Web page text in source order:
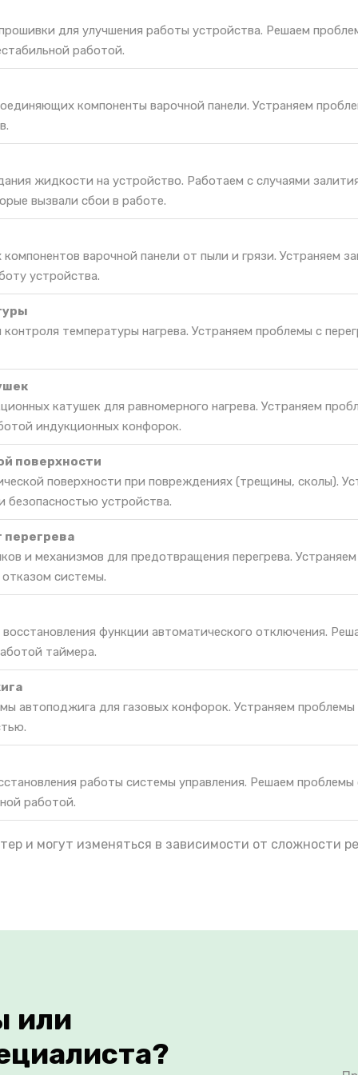
для улучшения работы устройства. Решаем
работой.
компоненты варочной панели. Устраняем
жидкости на устройство. Работаем с случаями
вызвали сбои в работе.
варочной панели от пыли и грязи. Устраняем
устройства.
температуры нагрева. Устраняем проблемы с
катушек для равномерного нагрева. Устраняем
индукционных конфорок.
поверхности
поверхности при повреждениях (трещины, сколы).
устройства.
и механизмов для предотвращения перегрева.
системы.
функции автоматического отключения.
таймера.
автоподжига для газовых конфорок. Устраняем
работы системы управления. Решаем проблемы
работой.
и могут изменяться в зависимости от сложности
или